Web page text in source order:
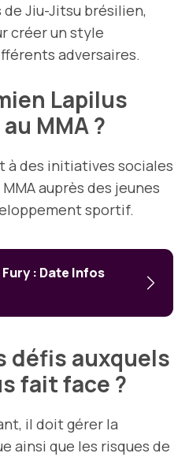
Jiu-Jitsu brésilien,
créer un style
adversaires.
Lapilus
MMA ?
des initiatives sociales
auprès des jeunes
sportif.
: Date Infos
défis auxquels
fait face ?
il doit gérer la
ainsi que les risques de